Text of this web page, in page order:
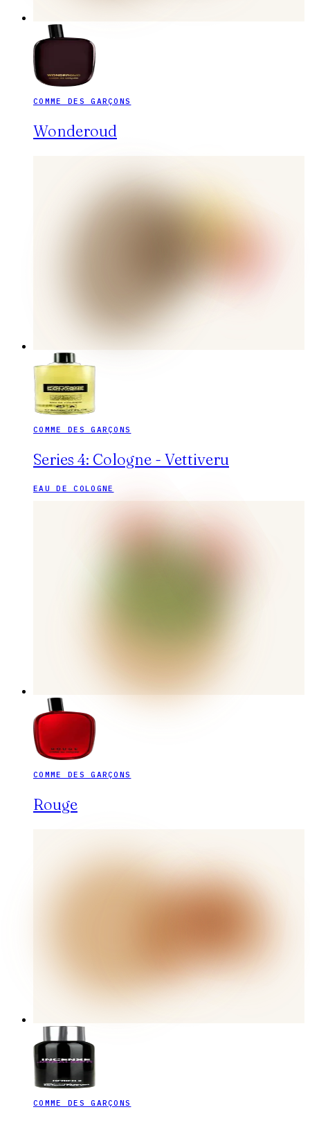
COMME DES GARÇONS
Wonderoud
COMME DES GARÇONS
Series 4: Cologne - Vettiveru
EAU DE COLOGNE
COMME DES GARÇONS
Rouge
COMME DES GARÇONS